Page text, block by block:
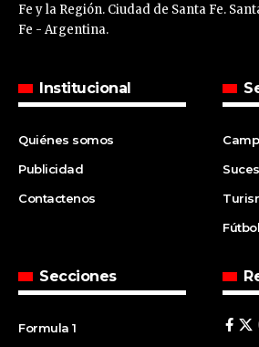
Fe y la Región. Ciudad de Santa Fe.
Fe - Argentina.
Institucional
Quiénes somos
Publicidad
Contactenos
Fútbol
Secciones
Formula 1